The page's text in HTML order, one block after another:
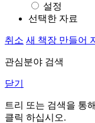
설정
선택한 자료
취소 새 책장 만들어
관심분야 검색
닫기
트리 또는 검색을 통
클릭 하십시오.